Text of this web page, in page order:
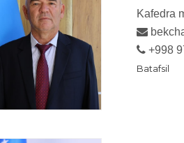
Kafedra
+998
Batafsil